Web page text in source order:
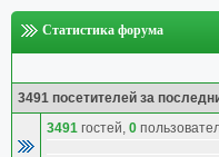
Статистика форума
3491 посетителей за
3491 гостей, 0